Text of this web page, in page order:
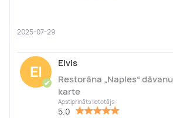
2025-07-29
El
✔
Elvis
Restorāna „Naples“ dāvanu
karte
Apstiprināts lietotājs
5.0